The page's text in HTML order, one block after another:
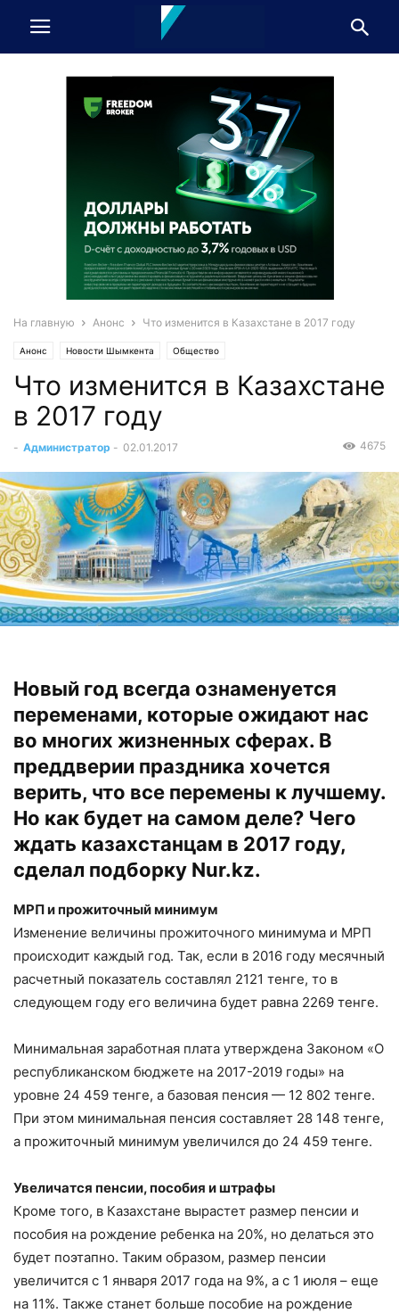
На главную Анонс Что изменится в Казахстане в 2017 году
Анонс Новости Шымкента Общество
Что изменится в Казахстане
в 2017 году
- Администратор - 02.01.2017 4675
Новый год всегда ознаменуется
переменами, которые ожидают нас
во многих жизненных сферах. В
преддверии праздника хочется
верить, что все перемены к лучшему.
Но как будет на самом деле? Чего
ждать казахстанцам в 2017 году,
сделал подборку Nur.kz.
МРП и прожиточный минимум
Изменение величины прожиточного минимума и МРП
происходит каждый год. Так, если в 2016 году месячный
расчетный показатель составлял 2121 тенге, то в
следующем году его величина будет равна 2269 тенге.
Минимальная заработная плата утверждена Законом «О
республиканском бюджете на 2017-2019 годы» на
уровне 24 459 тенге, а базовая пенсия — 12 802 тенге.
При этом минимальная пенсия составляет 28 148 тенге,
а прожиточный минимум увеличился до 24 459 тенге.
Увеличатся пенсии, пособия и штрафы
Кроме того, в Казахстане вырастет размер пенсии и
пособия на рождение ребенка на 20%, но делаться это
будет поэтапно. Таким образом, размер пенсии
увеличится с 1 января 2017 года на 9%, а с 1 июля – еще
на 11%. Также станет больше пособие на рождение